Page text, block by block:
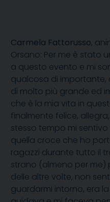
Carmela Fattorusso,
Orsano: Per me è stato
a questo evento e mi
qualcosa di
di molto più grande ed
che è la mia vita in
finalmente felice,
stesso tempo mi
quella croce che ho
ragazzi durante tutto il
strano (almeno per me)
delle altre volte, non
guardarmi intorno, era